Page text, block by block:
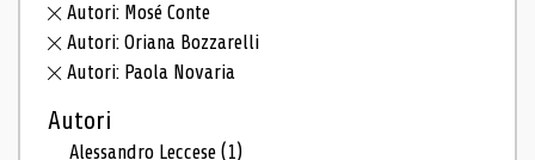
Autori: Mosé Conte
Autori: Oriana Bozzarelli
Autori: Paola Novaria
Autori
Alessandro Leccese(1)